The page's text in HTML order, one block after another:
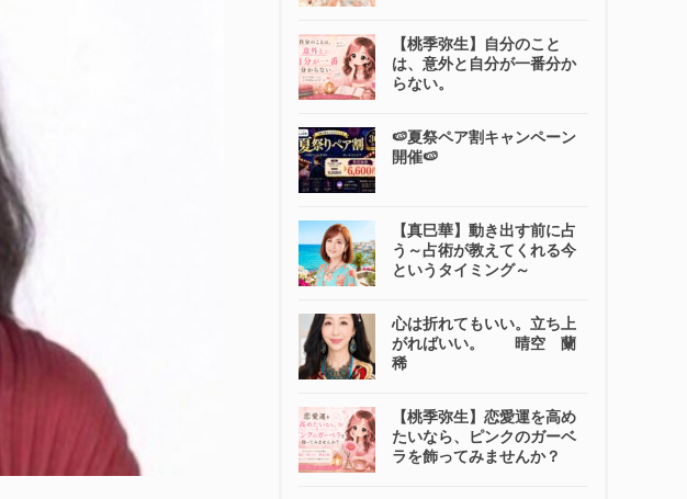
【桃季弥生】自分のこと
は、意外と自分が一番分か
らない。
🍉夏祭ペア割キャンペーン
開催🍉
【真巳華】動き出す前に占
う～占術が教えてくれる今
というタイミング～
心は折れてもいい。立ち上
がればいい。 晴空 蘭
稀
【桃季弥生】恋愛運を高め
たいなら、ピンクのガーベ
ラを飾ってみませんか？